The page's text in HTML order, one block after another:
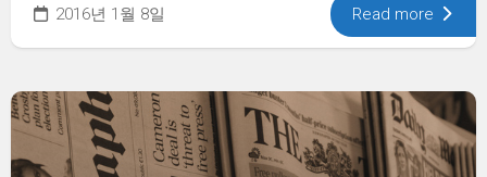
2016년 1월 8일 Read more